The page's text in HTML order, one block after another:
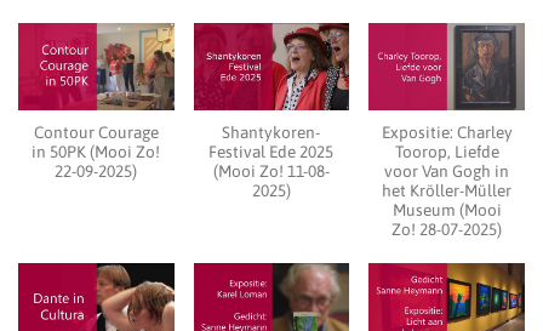
Contour Courage
in 50PK (Mooi Zo!
22-09-2025)
Shantykoren-
Festival Ede 2025
(Mooi Zo! 11-08-
2025)
Expositie: Charley
Toorop, Liefde
voor Van Gogh in
het Kröller-Müller
Museum (Mooi
Zo! 28-07-2025)